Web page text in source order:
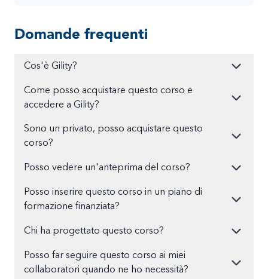
Domande frequenti
Cos'è Gility?
Come posso acquistare questo corso e
accedere a Gility?
Sono un privato, posso acquistare questo
corso?
Posso vedere un'anteprima del corso?
Posso inserire questo corso in un piano di
formazione finanziata?
Chi ha progettato questo corso?
Posso far seguire questo corso ai miei
collaboratori quando ne ho necessità?